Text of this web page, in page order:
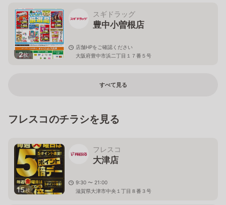
2枚
スギドラッグ
豊中小曽根店
店舗HPをご確認ください
大阪府豊中市浜二丁目１７番５号
すべて見る
フレスコのチラシを見る
15枚
フレスコ
大津店
9:30 〜 21:00
滋賀県大津市中央１丁目８番３号